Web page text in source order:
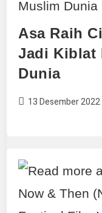
Asa Raih
Jadi Kiblat
Dunia
13 Desember 2022